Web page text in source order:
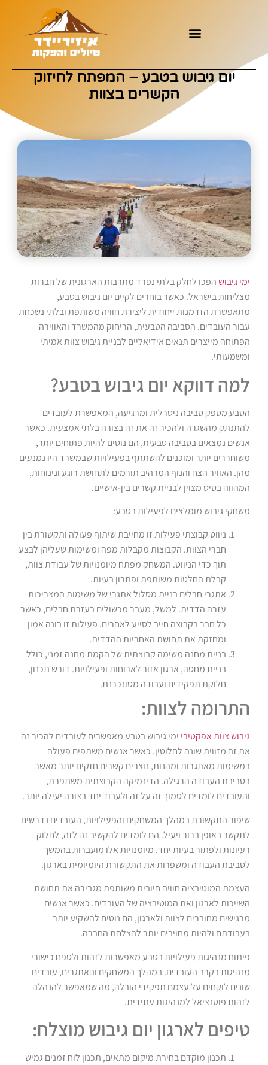
יום גיבוש בטבע – המפתח לחיזוק
הקשרים בצוות
ימי גיבושהפכו לחלק בלתי נפרד מתרבות הארגונית של חברות
מצליחות בישראל. כאשר בוחרים לקיים יום גיבוש בטבע,
מתאפשרת הזדמנות ייחודית ליצירת חוויה משותפת ובלתי נשכחת
עבור העובדים. הסביבה הטבעית, הריחוק מהמשרד והאווירה
הפתוחה מייצרים תנאים אידיאליים לבניית גיבוש צוות אמיתי
ומשמעותי.
למה דווקא יום גיבוש בטבע?
הטבע מספק סביבה ניטרלית ומרגיעה, המאפשרת לעובדים
להתנתק מהשגרה ולהכיר זה את זה בצורה בלתי אמצעית. כאשר
אנשים נמצאים בסביבה טבעית, הם נוטים להיות פתוחים יותר,
משוחררים יותר ומוכנים להשתתף בפעילויות שבמשרד היו נמנעים
מהן. האוויר הצח והנוף המרהיב תורמים לתחושת רוגע ונינוחות,
המהווה בסיס מצוין לבניית קשרים בין-אישיים.
משחקי גיבוש מומלצים לפעילות בטבע:
ניווט קבוצתי פעילות זו מחייבת שיתוף פעולה ותקשורת בין
חברי הצוות. הקבוצות מקבלות מפה ומשימות שעליהן לבצע
תוך כדי הניווט. המשחק מפתח מיומנויות של עבודת צוות,
קבלת החלטות משותפת ופתרון בעיות.
אתגרי חבלים בניית מסלול אתגרי של משימות המצריכות
עזרה הדדית. למשל, מעבר מכשולים בעזרת חבלים, כאשר
כל חבר בקבוצה חייב לסייע לאחרים. פעילות זו בונה אמון
ומחזקת את תחושת האחריות ההדדית.
בניית מחנה משימה קבוצתית של הקמת מחנה זמני, כולל
בניית מחסה, ארגון אזור לארוחות ופעילויות. דורש תכנון,
חלוקת תפקידים ועבודה מסונכרנת.
התרומה לצוות:
גיבוש צוות אפקטיבי ימי גיבוש בטבע מאפשרים לעובדים להכיר זה
את זה מזווית שונה לחלוטין. כאשר אנשים משתפים פעולה
במשימות מאתגרות ומהנות, נוצרים קשרים חזקים יותר מאשר
בסביבת העבודה הרגילה. הדינמיקה הקבוצתית משתפרת,
והעובדים לומדים לסמוך זה על זה ולעבוד יחד בצורה יעילה יותר.
שיפור התקשורת במהלך המשחקים והפעילויות, העובדים נדרשים
לתקשר באופן ברור ויעיל. הם לומדים להקשיב זה לזה, לחלוק
רעיונות ולפתור בעיות יחד. מיומנויות אלו מועברות בהמשך
לסביבת העבודה ומשפרות את התקשורת היומיומית בארגון.
העצמת המוטיבציה חוויה חיובית משותפת מגבירה את תחושת
השייכות לארגון ואת המוטיבציה של העובדים. כאשר אנשים
מרגישים מחוברים לצוות ולארגון, הם נוטים להשקיע יותר
בעבודתם ולהיות מחויבים יותר להצלחת החברה.
פיתוח מנהיגות פעילויות בטבע מאפשרות לזהות ולטפח כישורי
מנהיגות בקרב העובדים. במהלך המשחקים והאתגרים, עובדים
שונים לוקחים על עצמם תפקידי הובלה, מה שמאפשר להנהלה
לזהות פוטנציאל למנהיגות עתידית.
טיפים לארגון יום גיבוש מוצלח:
תכנון מוקדם בחירת מיקום מתאים, תכנון לוח זמנים גמיש